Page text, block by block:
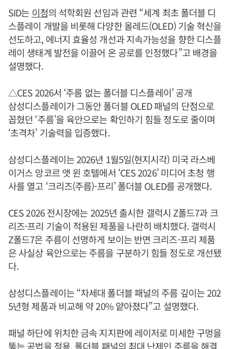
SID는 이청의 석학회원 선임과 관련 “세계 최초 폴더블 디
스플레이 개발을 비롯해 다양한 올레드(OLED) 기술 혁신을
선도하고, 에너지 효율성 개선과 지속가능성을 향한 디스플
레이 생태계 발전을 이끌어 온 공로를 인정했다”고 배경을
설명했다.
△CES 2026서 ‘주름 없는 폴더블 디스플레이’ 공개
삼성디스플레이가 그동안 폴더블 OLED 패널의 단점으로
꼽혔던 ‘주름’을 육안으로는 확인하기 힘들 정도로 줄이며
‘초격차’ 기술력을 입증했다.
삼성디스플레이는 2026년 1월5일(현지시각) 미국 라스베
이거스 앙코르 앳 윈 호텔에서 ‘CES 2026’ 미디어 초청 행
사를 열고 ‘크리즈(주름)-프리’ 폴더블 OLED를 공개했다.
CES 2026 전시장에는 2025년 출시한 갤럭시 Z폴드7과 크
리즈-프리 기술이 적용된 제품을 나란히 배치했다. 갤럭시
Z폴드7은 주름이 선명하게 보이는 반면 크리즈-프리 제품
은 사실상 육안으로는 주름을 구분하기 힘들 정도로 개선됐
다.
삼성디스플레이는 “차세대 폴더블 패널의 주름 깊이는 202
5년형 제품과 비교해 약 20% 얕아졌다”고 설명했다.
패널 하단에 위치한 금속 지지판에 레이저로 미세한 구멍을
뚫는 공법을 적용, 폴더블 패널의 최대 난제인 주름을 해결